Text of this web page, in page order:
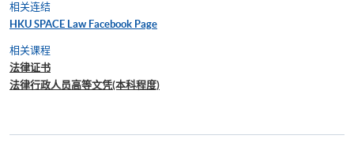
相关连结
HKU SPACE Law Facebook Page
相关课程
法律证书
法律行政人员高等文凭(本科程度)